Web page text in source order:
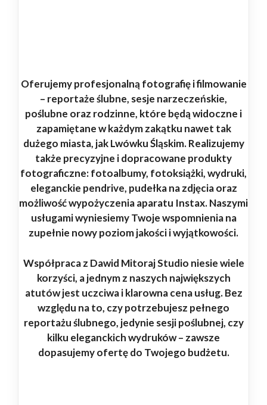
Oferujemy profesjonalną fotografię i filmowanie
– reportaże ślubne, sesje narzeczeńskie,
poślubne oraz rodzinne, które będą widoczne i
zapamiętane w każdym zakątku nawet tak
dużego miasta, jak Lwówku Śląskim. Realizujemy
także precyzyjne i dopracowane produkty
fotograficzne: fotoalbumy, fotoksiążki, wydruki,
eleganckie pendrive, pudełka na zdjęcia oraz
możliwość wypożyczenia aparatu Instax. Naszymi
usługami wyniesiemy Twoje wspomnienia na
zupełnie nowy poziom jakości i wyjątkowości.
Współpraca z Dawid Mitoraj Studio niesie wiele
korzyści, a jednym z naszych największych
atutów jest uczciwa i klarowna cena usług. Bez
względu na to, czy potrzebujesz pełnego
reportażu ślubnego, jedynie sesji poślubnej, czy
kilku eleganckich wydruków – zawsze
dopasujemy ofertę do Twojego budżetu.